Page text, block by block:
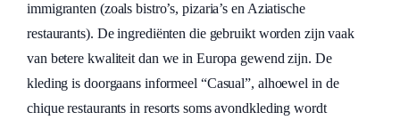
immigranten (zoals bistro’s, pizaria’s en Aziatische
restaurants). De ingrediënten die gebruikt worden zijn vaak
van betere kwaliteit dan we in Europa gewend zijn. De
kleding is doorgaans informeel “Casual”, alhoewel in de
chique restaurants in resorts soms avondkleding wordt